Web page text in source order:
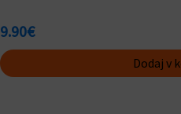
9.90€
Dodaj v